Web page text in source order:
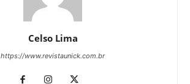
Celso Lima
https://www.revistaunick.com.br